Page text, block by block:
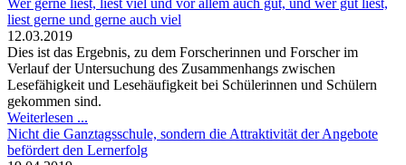
Wer gerne liest, liest viel und vor allem auch gut, und wer gut liest,
liest gerne und gerne auch viel
12.03.2019
Dies ist das Ergebnis, zu dem Forscherinnen und Forscher im
Verlauf der Untersuchung des Zusammenhangs zwischen
Lesefähigkeit und Lesehäufigkeit bei Schülerinnen und Schülern
gekommen sind.
Weiterlesen ...
Nicht die Ganztagsschule, sondern die Attraktivität der Angebote
befördert den Lernerfolg